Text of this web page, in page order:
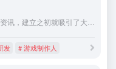
面向游戏从业者的游戏开发资讯，建立之初就吸引了大批优秀的制作人及开发团队。经过多年的摸索与发展，不懈坚持旨在为游戏制作人提供游戏研发类的程序技术、策划设计、艺术设计、原创设计等资讯内容。
发 # 游戏制作人